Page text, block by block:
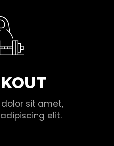
sit amet,
elit.